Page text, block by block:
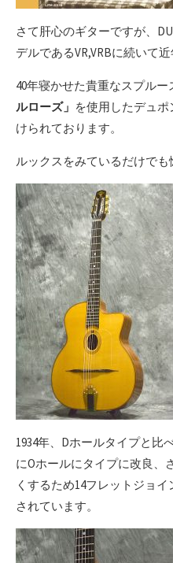
さて肝心のギターですが、
デルであるVR,VRBに続いて
40年寝かせた貴重なスプルー
ルローズ」 を使用したデュ
けられております。
ルックスをみているだけでも
1934年、Dホールタイプと比
にOホールにタイプに改良、
くするため14フレットジョ
されています。